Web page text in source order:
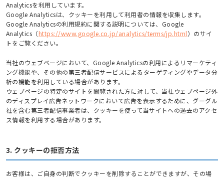
Analyticsを利用しています。
Google Analyticsは、クッキーを利用して利用者の情報を収集します。
Google Analyticsの利用規約に関する説明については、Google
Analytics（https://www.google.co.jp/analytics/terms/jp.html）のサイ
トをご覧ください。
当社のウェブページにおいて、Google Analyticsの利用によるリマーケティ
ング機能や、その他の第三者配信サービスによるターゲティングやデータ分
析の機能を利用している場合があります。
ウェブページの特定のサイトを閲覧された方に対して、当社ウェブページ外
のディスプレイ広告ネットワークにおいて広告を表示するために、グーグル
社を含む第三者配信事業者は、クッキーを使って当サイトへの過去のアクセ
ス情報を利用する場合があります。
3. クッキーの拒否方法
お客様は、ご自身の判断でクッキーを削除することができますが、その場